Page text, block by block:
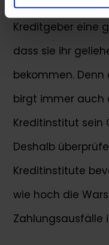
Kreditgeber eine
dass sie ihr
bekommen. Denn
birgt immer auch
Kreditinstitut sein
Deshalb
Kreditinstitute
wie hoch die
Zahlungsausfälle